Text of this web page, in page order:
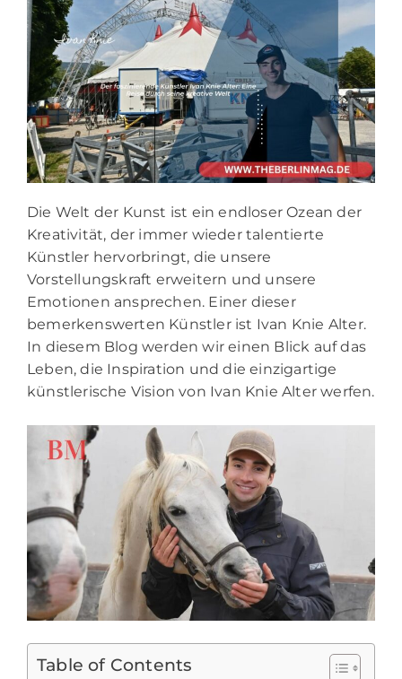
Die Welt der Kunst ist ein endloser Ozean der
Kreativität, der immer wieder talentierte
Künstler hervorbringt, die unsere
Vorstellungskraft erweitern und unsere
Emotionen ansprechen. Einer dieser
bemerkenswerten Künstler ist Ivan Knie Alter.
In diesem Blog werden wir einen Blick auf das
Leben, die Inspiration und die einzigartige
künstlerische Vision von Ivan Knie Alter werfen.
Table of Contents